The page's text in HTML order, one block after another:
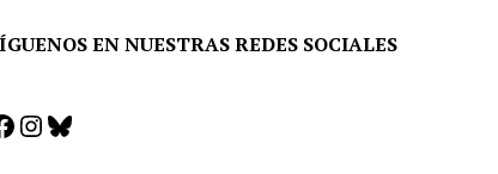
EN NUESTRAS REDES SOCIALES
Instagram
Bluesky